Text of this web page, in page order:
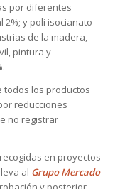
por diferentes
2%; y poli isocianato
de la madera,
pintura y
todos los productos
reducciones
no registrar
en proyectos
al Grupo Mercado